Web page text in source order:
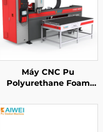
Máy CNC Pu
Polyurethane Foam
Phun Niêm phong cho